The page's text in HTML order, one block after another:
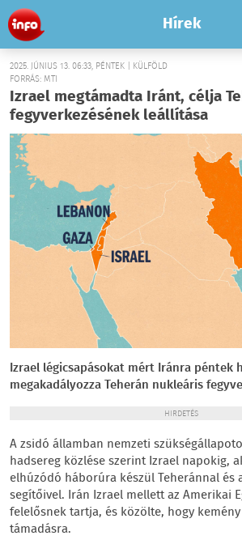
Hírek
2025. JÚNIUS 13. 06:33, PÉNTEK | KÜLFÖLD
FORRÁS: MTI
Izrael megtámadta Iránt, célja
fegyverkezésének leállítása
Izrael légicsapásokat mért Iránra péntek
megakadályozza Teherán nukleáris
HIRDETÉS
A zsidó államban nemzeti
hadsereg közlése szerint Izrael napokig,
elhúzódó háborúra készül Teheránnal és
segítőivel. Irán Izrael mellett az Amerikai
felelősnek tartja, és közölte, hogy
támadásra.